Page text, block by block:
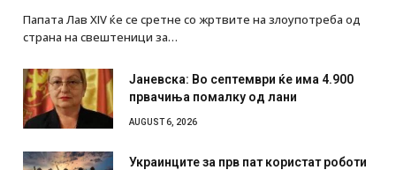
Папата Лав XIV ќе се сретне со жртвите на злоупотреба од
страна на свештеници за…
Јаневска: Во септември ќе има 4.900
првачиња помалку од лани
AUGUST 6, 2026
Украинците за прв пат користат роботи